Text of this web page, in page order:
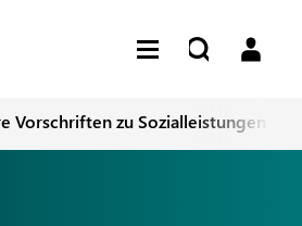
Vorschriften zu Sozialleistungen